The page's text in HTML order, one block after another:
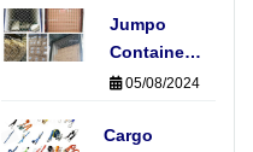
Straps:
Fast, Easy
& Safe
Securing
Jumpo
Container
Nets
05/08/2024
Cargo